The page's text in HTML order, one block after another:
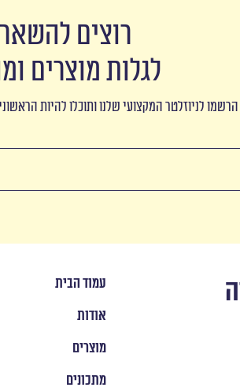
רוצים
לגלות מוצרים
הרשמו לניוזלטר המקצועי שלנו ותוכלו להיות
עמוד הבית
אודות
מוצרים
מתכונים